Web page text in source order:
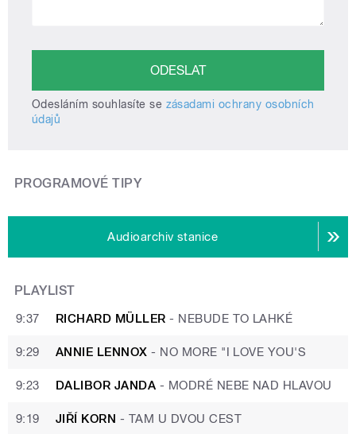
Odesláním souhlasíte se zásadami ochrany osobních
údajů
PROGRAMOVÉ TIPY
Audioarchiv stanice
PLAYLIST
9:37 RICHARD MÜLLER- NEBUDE TO LAHKÉ
9:29 ANNIE LENNOX- NO MORE "I LOVE YOU'S
9:23 DALIBOR JANDA - MODRÉ NEBE NAD HLAVOU
9:19 JIŘÍ KORN - TAM U DVOU CEST